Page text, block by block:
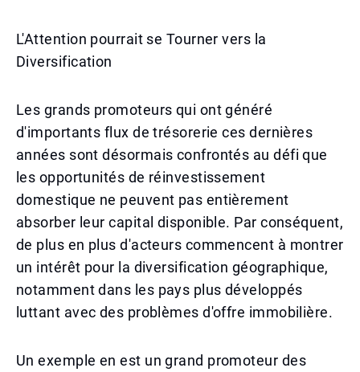
L'Attention pourrait se Tourner vers la
Diversification
Les grands promoteurs qui ont généré
d'importants flux de trésorerie ces dernières
années sont désormais confrontés au défi que
les opportunités de réinvestissement
domestique ne peuvent pas entièrement
absorber leur capital disponible. Par conséquent,
de plus en plus d'acteurs commencent à montrer
un intérêt pour la diversification géographique,
notamment dans les pays plus développés
luttant avec des problèmes d'offre immobilière.
Un exemple en est un grand promoteur des